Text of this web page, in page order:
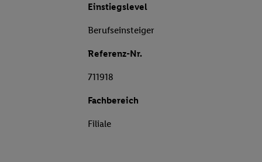
Einstiegslevel
Berufseinsteiger
Referenz-Nr.
711918
Fachbereich
Filiale